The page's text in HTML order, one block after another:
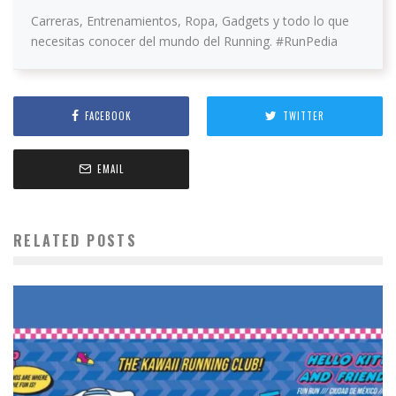
Carreras, Entrenamientos, Ropa, Gadgets y todo lo que
necesitas conocer del mundo del Running. #RunPedia
FACEBOOK TWITTER
EMAIL
RELATED POSTS